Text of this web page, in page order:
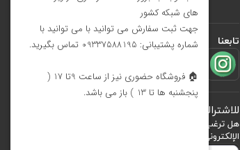
تابعنا
للاشتراك في
هل ترغب في معرفة أحدث العروض؟ فقط أدخل بريدك
الإلكتروني